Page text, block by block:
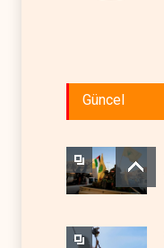
Güncel